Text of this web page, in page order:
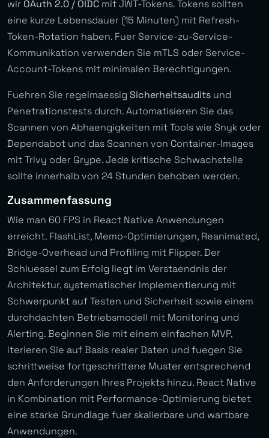
wir OAuth 2.0 / OIDC mit JWT-Tokens. Tokens sollten
eine kurze Lebensdauer (15 Minuten) mit Refresh-
Token-Rotation haben. Fuer Service-zu-Service-
Kommunikation verwenden Sie mTLS oder Service-
Account-Tokens mit minimalen Berechtigungen.
Fuehren Sie regelmaessig Sicherheitsaudits und
Penetrationstests durch. Automatisieren Sie das
Scannen von Abhaengigkeiten mit Tools wie Snyk oder
Dependabot und das Scannen von Container-Images
mit Trivy oder Grype. Jede kritische Schwachstelle
sollte innerhalb von 24 Stunden behoben werden.
Zusammenfassung
Wie man 60 FPS in React Native Anwendungen
erreicht. FlashList, Memo-Optimierungen, Reanimated,
Bridge-Overhead und Profiling mit Flipper. Der
Schluessel zum Erfolg liegt im Verstaendnis der
Architektur, systematischer Implementierung mit
Schwerpunkt auf Testen und Sicherheit sowie einem
durchdachten Betriebsmodell mit Monitoring und
Alerting. Beginnen Sie mit einem einfachen MVP,
iterieren Sie auf Basis realer Daten und fuegen Sie
schrittweise fortgeschrittene Muster entsprechend
den Anforderungen Ihres Projekts hinzu. React Native
in Kombination mit Performance-Optimierung bietet
eine starke Grundlage fuer skalierbare und wartbare
Anwendungen.